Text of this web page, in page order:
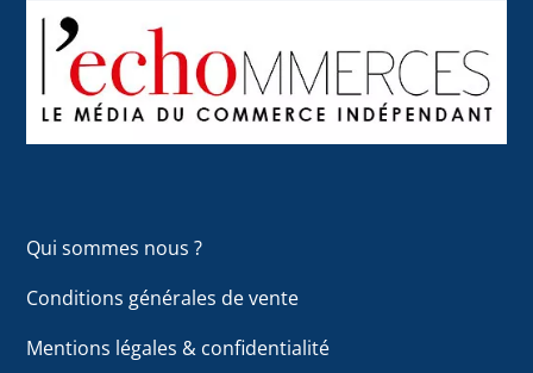
To
Top
Qui sommes nous ?
Conditions générales de vente
Mentions légales & confidentialité